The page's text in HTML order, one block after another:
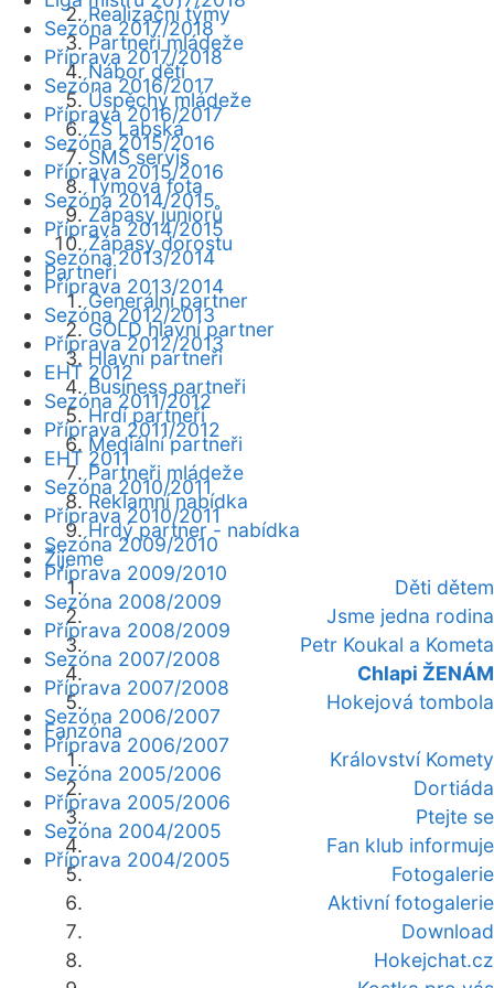
Realizační týmy
Partneři mládeže
Nábor dětí
Úspěchy mládeže
ZŠ Labská
SMS servis
Týmová fota
Zápasy juniorů
Zápasy dorostu
Partneři
Generální partner
GOLD hlavní partner
Hlavní partneři
Business partneři
Hrdí partneři
Mediální partneři
Partneři mládeže
Reklamní nabídka
Hrdý partner - nabídka
Žijeme
Děti dětem
Jsme jedna rodina
Petr Koukal a Kometa
Chlapi ŽENÁM
Hokejová tombola
Fanzóna
Království Komety
Dortiáda
Ptejte se
Fan klub informuje
Fotogalerie
Aktivní fotogalerie
Download
Hokejchat.cz
Sezóna 2017/2018
Příprava 2017/2018
Sezóna 2016/2017
Příprava 2016/2017
Sezóna 2015/2016
Příprava 2015/2016
Sezóna 2014/2015
Příprava 2014/2015
Sezóna 2013/2014
Příprava 2013/2014
Sezóna 2012/2013
Příprava 2012/2013
EHT 2012
Sezóna 2011/2012
Příprava 2011/2012
EHT 2011
Sezóna 2010/2011
Příprava 2010/2011
Sezóna 2009/2010
Příprava 2009/2010
Sezóna 2008/2009
Příprava 2008/2009
Sezóna 2007/2008
Příprava 2007/2008
Sezóna 2006/2007
Příprava 2006/2007
Sezóna 2005/2006
Příprava 2005/2006
Sezóna 2004/2005
Příprava 2004/2005